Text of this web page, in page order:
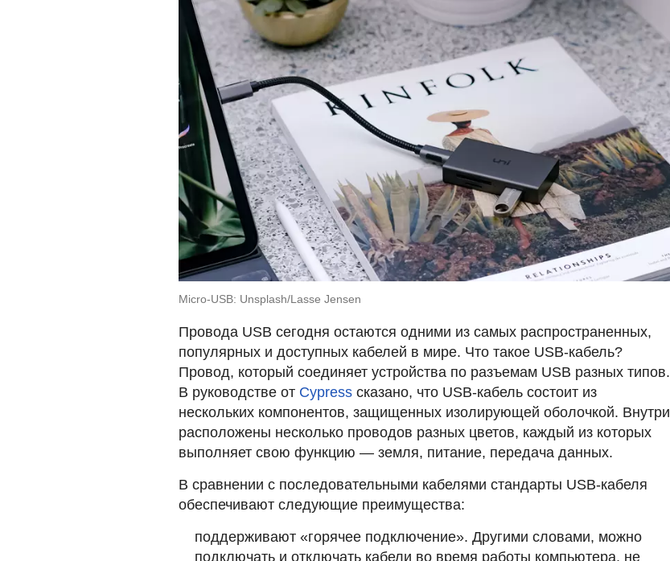
Micro-USB: Unsplash/Lasse Jensen
Провода USB сегодня остаются одними из самых распространенных,
популярных и доступных кабелей в мире. Что такое USB-кабель?
Провод, который соединяет устройства по разъемам USB разных типов.
В руководстве от Cypress сказано, что USB-кабель состоит из
нескольких компонентов, защищенных изолирующей оболочкой. Внутри
расположены несколько проводов разных цветов, каждый из которых
выполняет свою функцию — земля, питание, передача данных.
В сравнении с последовательными кабелями стандарты USB-кабеля
обеспечивают следующие преимущества:
поддерживают «горячее подключение». Другими словами, можно
подключать и отключать кабели во время работы компьютера, не